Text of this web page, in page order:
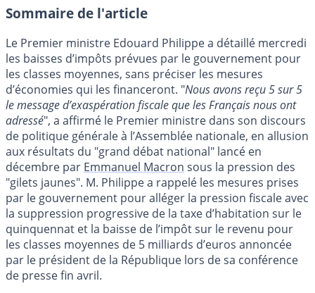
Sommaire de l'article
Le Premier ministre Edouard Philippe a détaillé mercredi
les baisses d’impôts prévues par le gouvernement pour
les classes moyennes, sans préciser les mesures
d’économies qui les financeront. "Nous avons reçu 5 sur 5
le message d’exaspération fiscale que les Français nous ont
adressé", a affirmé le Premier ministre dans son discours
de politique générale à l’Assemblée nationale, en allusion
aux résultats du "grand débat national" lancé en
décembre par Emmanuel Macron sous la pression des
"gilets jaunes". M. Philippe a rappelé les mesures prises
par le gouvernement pour alléger la pression fiscale avec
la suppression progressive de la taxe d’habitation sur le
quinquennat et la baisse de l’impôt sur le revenu pour
les classes moyennes de 5 milliards d’euros annoncée
par le président de la République lors de sa conférence
de presse fin avril.